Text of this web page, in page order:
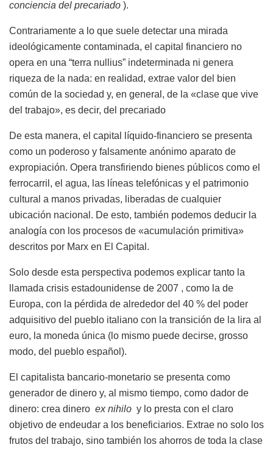
conciencia del precariado ).
Contrariamente a lo que suele detectar una mirada
ideológicamente contaminada, el capital financiero no
opera en una “terra nullius” indeterminada ni genera
riqueza de la nada: en realidad, extrae valor del bien
común de la sociedad y, en general, de la «clase que vive
del trabajo», es decir, del precariado
De esta manera, el capital líquido-financiero se presenta
como un poderoso y falsamente anónimo aparato de
expropiación. Opera transfiriendo bienes públicos como el
ferrocarril, el agua, las líneas telefónicas y el patrimonio
cultural a manos privadas, liberadas de cualquier
ubicación nacional. De esto, también podemos deducir la
analogía con los procesos de «acumulación primitiva»
descritos por Marx en El Capital.
Solo desde esta perspectiva podemos explicar tanto la
llamada crisis estadounidense de 2007 , como la de
Europa, con la pérdida de alrededor del 40 % del poder
adquisitivo del pueblo italiano con la transición de la lira al
euro, la moneda única (lo mismo puede decirse, grosso
modo, del pueblo español).
El capitalista bancario-monetario se presenta como
generador de dinero y, al mismo tiempo, como dador de
dinero: crea dinero ex nihilo y lo presta con el claro
objetivo de endeudar a los beneficiarios. Extrae no solo los
frutos del trabajo, sino también los ahorros de toda la clase